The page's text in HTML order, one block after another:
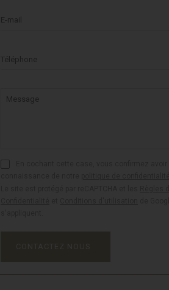
E-mail
Téléphone
Message